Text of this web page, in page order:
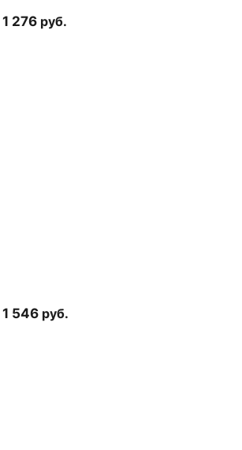
1 276 руб.
1 546 руб.